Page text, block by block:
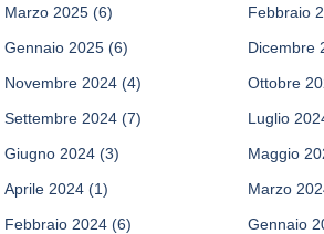
Marzo 2025 (6) Febbraio
Gennaio 2025 (6) Dicembre
Novembre 2024 (4) Ottobre
Settembre 2024 (7) Luglio
Giugno 2024 (3) Maggio
Aprile 2024 (1) Marzo
Febbraio 2024 (6) Gennaio